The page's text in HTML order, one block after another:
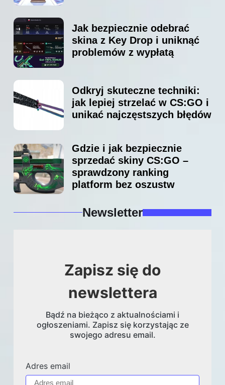
Jak bezpiecznie odebrać
skina z Key Drop i uniknąć
problemów z wypłatą
Odkryj skuteczne techniki:
jak lepiej strzelać w CS:GO i
unikać najczęstszych błędów
Gdzie i jak bezpiecznie
sprzedać skiny CS:GO –
sprawdzony ranking
platform bez oszustw
Newsletter
Zapisz się do
newslettera
Bądź na bieżąco z aktualnościami i
ogłoszeniami. Zapisz się korzystając ze
swojego adresu email.
Adres email